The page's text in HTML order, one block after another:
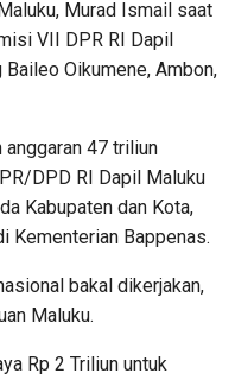
Murad Ismail saat
VII DPR RI Dapil
Oikumene, Ambon,
47 triliun
DPD RI Dapil Maluku
Kabupaten dan Kota,
Kementerian Bappenas.
bakal dikerjakan,
Maluku.
Rp 2 Triliun untuk